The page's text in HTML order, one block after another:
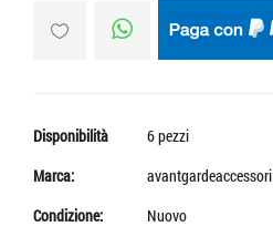
Disponibilità
6 pezzi
Marca:
avantgardeaccessori
Condizione:
Nuovo